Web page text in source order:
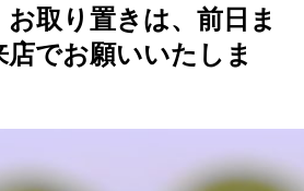
取り置きは、前日ま
でお願いいたしま